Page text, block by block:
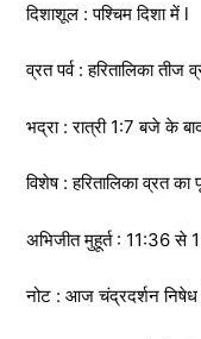
दिशाशूल : पश्चिम दिशा में l
व्रत पर्व : हरितालिका
भद्रा : रात्री 1:7 बजे के
विशेष : हरितालिका व्रत
अभिजीत मुहूर्त : 11:36 से
नोट : आज चंद्रदर्शन